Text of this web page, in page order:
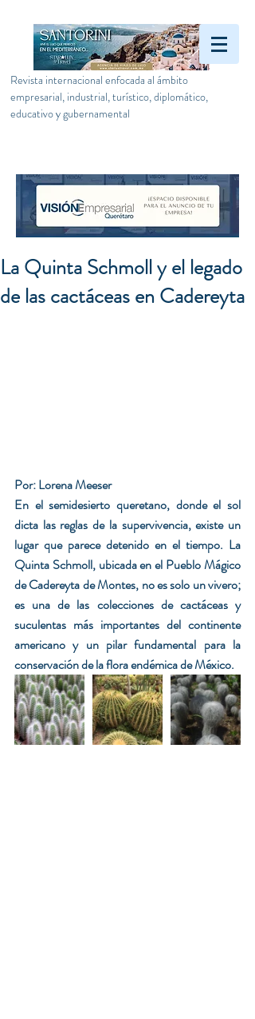
Revista internacional enfocada al ámbito
empresarial, industrial, turístico, diplomático,
educativo y gubernamental
La Quinta Schmoll y el legado
de las cactáceas en Cadereyta
Por: Lorena Meeser
En el semidesierto queretano, donde el sol
dicta las reglas de la supervivencia, existe un
lugar que parece detenido en el tiempo. La
Quinta Schmoll, ubicada en el Pueblo Mágico
de Cadereyta de Montes, no es solo un vivero;
es una de las colecciones de cactáceas y
suculentas más importantes del continente
americano y un pilar fundamental para la
conservación de la flora endémica de México.